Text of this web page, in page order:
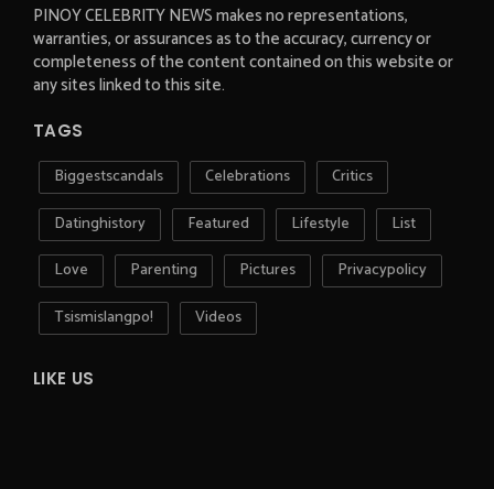
PINOY CELEBRITY NEWS makes no representations,
warranties, or assurances as to the accuracy, currency or
completeness of the content contained on this website or
any sites linked to this site.
TAGS
Biggestscandals Celebrations
Critics
Datinghistory
Featured Lifestyle
List
Love
Parenting Pictures
Privacypolicy
Tsismislangpo!
Videos
LIKE US